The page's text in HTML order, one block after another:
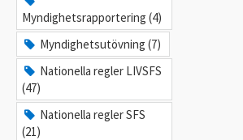
Myndighetsrapportering (4)
Myndighetsutövning (7)
Nationella regler LIVSFS
(47)
Nationella regler SFS
(21)